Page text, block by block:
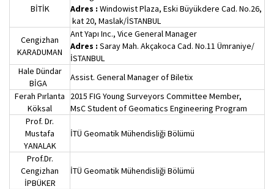
BİTİK
Adres : Windowist Plaza, Eski Büyükdere Cad. No.26,
kat 20, Maslak/İSTANBUL
Cengizhan
KARADUMAN
Ant Yapı Inc., Vice General Manager
Adres : Saray Mah. Akçakoca Cad. No.11 Ümraniye/
İSTANBUL
Hale Dündar
BİGA
Assist. General Manager of Biletix
Ferah Pırlanta
Köksal
2015 FIG Young Surveyors Committee Member,
MsC Student of Geomatics Engineering Program
Prof. Dr.
Mustafa
YANALAK
İTÜ Geomatik Mühendisliği Bölümü
Prof.Dr.
Cengizhan
İPBÜKER
İTÜ Geomatik Mühendisliği Bölümü